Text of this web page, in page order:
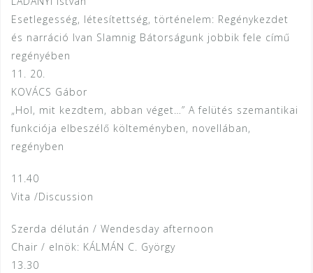
Esetlegesség, létesítettség, történelem: Regénykezdet
és narráció Ivan Slamnig Bátorságunk jobbik fele című
regényében
11. 20.
KOVÁCS Gábor
„Hol, mit kezdtem, abban véget…” A felütés szemantikai
funkciója elbeszélő költeményben, novellában,
regényben
11.40
Vita /Discussion
Szerda délután / Wendesday afternoon
Chair / elnök: KÁLMÁN C. György
13.30